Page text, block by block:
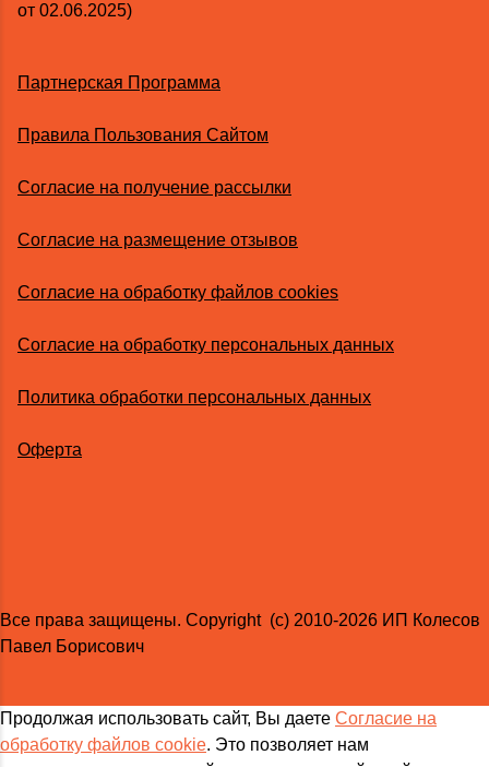
от 02.06.2025)
Партнерская Программа
Правила Пользования Сайтом
Согласие на получение рассылки
Согласие на размещение отзывов
Согласие на обработку файлов cookies
Согласие на обработку персональных данных
Политика обработки персональных данных
Оферта
Все права защищены. Copyright (с) 2010-2026 ИП Колесов
Павел Борисович
Продолжая использовать сайт, Вы даете Согласие на
обработку файлов cookie. Это позволяет нам